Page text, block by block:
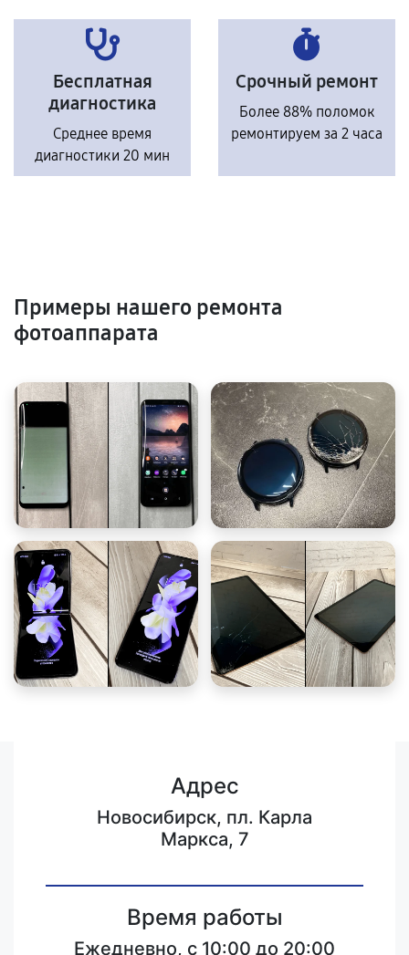
Бесплатная
диагностика
Среднее время
диагностики 20 мин
Срочный ремонт
Более 88% поломок
ремонтируем за 2 часа
Примеры нашего ремонта
фотоаппарата
Адрес
Новосибирск, пл. Карла
Маркса, 7
Время работы
Ежедневно, с 10:00 до 20:00